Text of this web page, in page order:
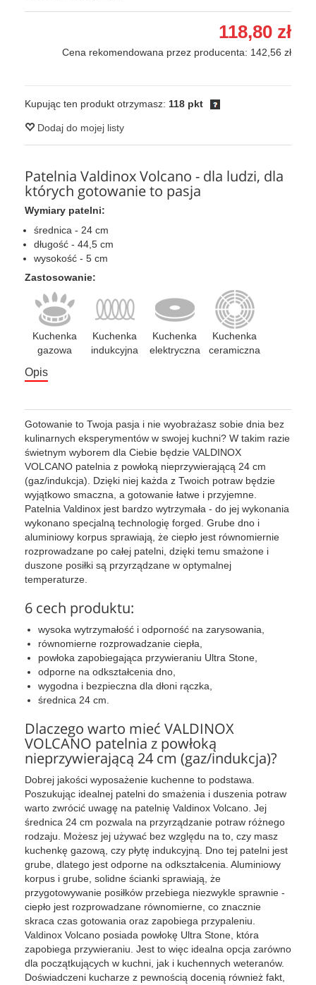
118,80 zł
Cena rekomendowana przez producenta: 142,56 zł
Kupując ten produkt otrzymasz: 118 pkt
Dodaj do mojej listy
Patelnia Valdinox Volcano - dla ludzi, dla
których gotowanie to pasja
Wymiary patelni:
średnica - 24 cm
długość - 44,5 cm
wysokość - 5 cm
Zastosowanie:
Kuchenka
gazowa
Kuchenka
indukcyjna
Kuchenka
elektryczna
Kuchenka
ceramiczna
Opis
Gotowanie to Twoja pasja i nie wyobrażasz sobie dnia bez
kulinarnych eksperymentów w swojej kuchni? W takim razie
świetnym wyborem dla Ciebie będzie VALDINOX
VOLCANO patelnia z powłoką nieprzywierającą 24 cm
(gaz/indukcja). Dzięki niej każda z Twoich potraw będzie
wyjątkowo smaczna, a gotowanie łatwe i przyjemne.
Patelnia Valdinox jest bardzo wytrzymała - do jej wykonania
wykonano specjalną technologię forged. Grube dno i
aluminiowy korpus sprawiają, że ciepło jest równomiernie
rozprowadzane po całej patelni, dzięki temu smażone i
duszone posiłki są przyrządzane w optymalnej
temperaturze.
6 cech produktu:
wysoka wytrzymałość i odporność na zarysowania,
równomierne rozprowadzanie ciepła,
powłoka zapobiegająca przywieraniu Ultra Stone,
odporne na odkształcenia dno,
wygodna i bezpieczna dla dłoni rączka,
średnica 24 cm.
Dlaczego warto mieć VALDINOX
VOLCANO patelnia z powłoką
nieprzywierającą 24 cm (gaz/indukcja)?
Dobrej jakości wyposażenie kuchenne to podstawa.
Poszukując idealnej patelni do smażenia i duszenia potraw
warto zwrócić uwagę na patelnię Valdinox Volcano. Jej
średnica 24 cm pozwala na przyrządzanie potraw różnego
rodzaju. Możesz jej używać bez względu na to, czy masz
kuchenkę gazową, czy płytę indukcyjną. Dno tej patelni jest
grube, dlatego jest odporne na odkształcenia. Aluminiowy
korpus i grube, solidne ścianki sprawiają, że
przygotowywanie posiłków przebiega niezwykle sprawnie -
ciepło jest rozprowadzane równomierne, co znacznie
skraca czas gotowania oraz zapobiega przypaleniu.
Valdinox Volcano posiada powłokę Ultra Stone, która
zapobiega przywieraniu. Jest to więc idealna opcja zarówno
dla początkujących w kuchni, jak i kuchennych weteranów.
Doświadczeni kucharze z pewnością docenią również fakt,